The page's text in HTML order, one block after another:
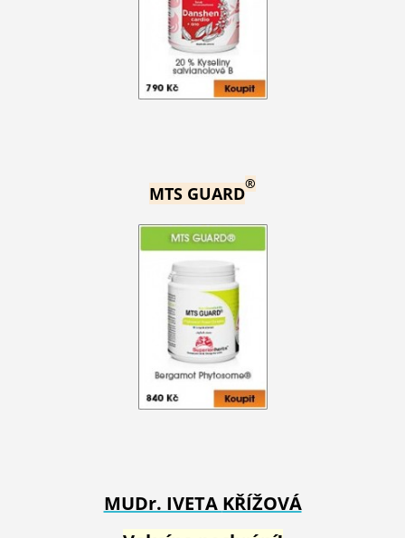
MTS GUARD®
MUDr. IVETA KŘÍŽOVÁ